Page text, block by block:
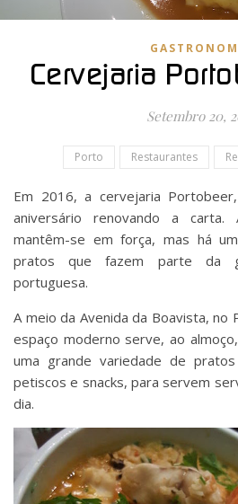
Cervejaria
Setembro 20,
Porto Restaurantes
Em 2016, a cervejaria Portobeer, celebra o seu décimo
aniversário renovando a carta.
mantêm-se em força, mas há
pratos que fazem parte da
portuguesa.
A meio da Avenida da Boavista,
espaço moderno serve, ao
uma grande variedade de
petiscos e snacks, para servem
dia.